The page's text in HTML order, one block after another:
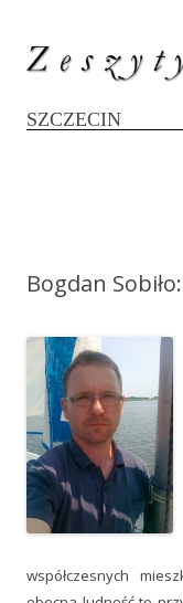
SZCZECIN
Bogdan
współczesnych